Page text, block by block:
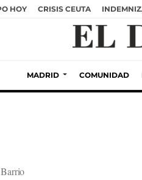
HOY CRISIS CEUTA
MADRID COMUNIDAD